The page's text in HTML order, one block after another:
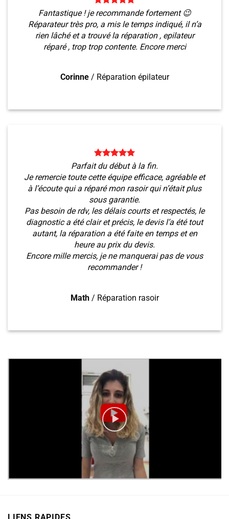
Fantastique ! je recommande fortement 😉
Réparateur très pro, a mis le temps indiqué, il n’a
rien lâché et a trouvé la réparation , epilateur
réparé , trop trop contente. Encore merci
Corinne / Réparation épilateur
Parfait du début à la fin.
Je remercie toute cette équipe efficace, agréable et
à l’écoute qui a réparé mon rasoir qui n’était plus
sous garantie.
Pas besoin de rdv, les délais courts et respectés, le
diagnostic a été clair et précis, le devis l’a été tout
autant, la réparation a été faite en temps et en
heure au prix du devis.
Encore mille mercis, je ne manquerai pas de vous
recommander !
Math / Réparation rasoir